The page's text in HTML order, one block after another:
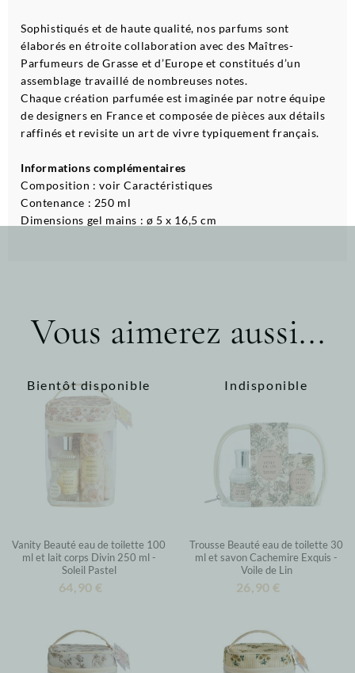
Sophistiqués et de haute qualité, nos parfums sont
élaborés en étroite collaboration avec des Maîtres-
Parfumeurs de Grasse et d’Europe et constitués d’un
assemblage travaillé de nombreuses notes.
Chaque création parfumée est imaginée par notre équipe
de designers en France et composée de pièces aux détails
raffinés et revisite un art de vivre typiquement français.
Informations complémentaires
Composition : voir Caractéristiques
Contenance : 250 ml
Dimensions gel mains : ø 5 x 16,5 cm
Vous aimerez aussi...
Bientôt disponible
Vanity Beauté eau de toilette 100
ml et lait corps Divin 250 ml -
Soleil Pastel
64,90 €
Indisponible
Trousse Beauté eau de toilette 30
ml et savon Cachemire Exquis -
Voile de Lin
26,90 €